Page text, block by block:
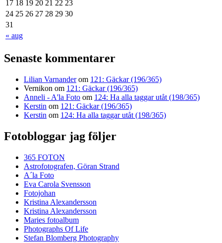
« aug
17 18 19 20 21 22 23
24 25 26 27 28 29 30
31
Senaste kommentarer
Lilian Varnanderom 121: Gäckar (196/365)
Vernikon om 121: Gäckar (196/365)
Anneli - A'la Foto om 124: Ha alla taggar utåt (198/365)
Kerstin om 121: Gäckar (196/365)
Kerstin om 124: Ha alla taggar utåt (198/365)
Fotobloggar jag följer
365 FOTON
Astrofotografen, Göran Strand
A´la Foto
Eva Carola Svensson
Fotojohan
Kristina Alexandersson
Kristina Alexandersson
Maries fotoalbum
Photographs Of Life
Stefan Blomberg Photography